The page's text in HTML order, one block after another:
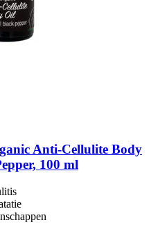
Anti-​Cellulite Body
100 ml